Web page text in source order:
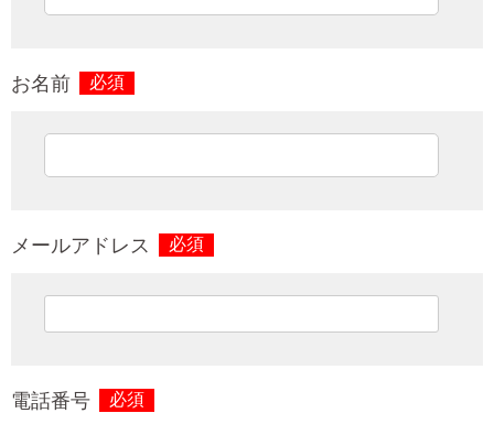
お名前 必須
メールアドレス 必須
電話番号 必須